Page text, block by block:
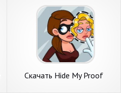
Скачать Hide My Proof